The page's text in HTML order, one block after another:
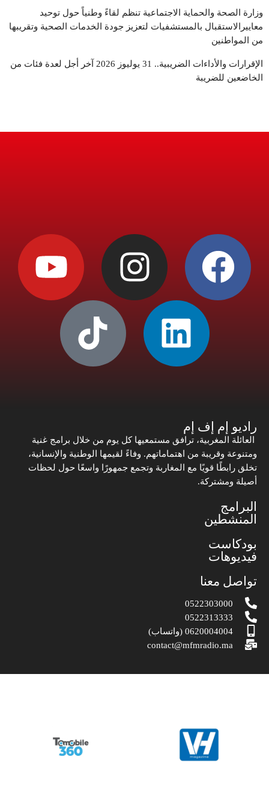
وزارة الصحة والحماية الاجتماعية تنظم لقاءً وطنياً حول توحيد
معاييرالاستقبال بالمستشفيات لتعزيز جودة الخدمات الصحية وتقريبها
من المواطنين
الإقرارات والأداءات الضريبية.. 31 يوليوز 2026 آخر أجل لعدة فئات من
الخاضعين للضريبة
راديو إم إف إم
العائلة المغربية، ترافق مستمعيها كل يوم من خلال برامج غنية
ومتنوعة وقريبة من اهتماماتهم. وفاءً لقيمها الوطنية والإنسانية،
تخلق رابطًا قويًا مع المغاربة وتجمع جمهورًا واسعًا حول لحظات
أصيلة ومشتركة.
البرامج
المنشطين
بودكاست
فيديوهات
تواصل معنا
0522303000
0522313333
0620004004 (واتساب)
contact@mfmradio.ma